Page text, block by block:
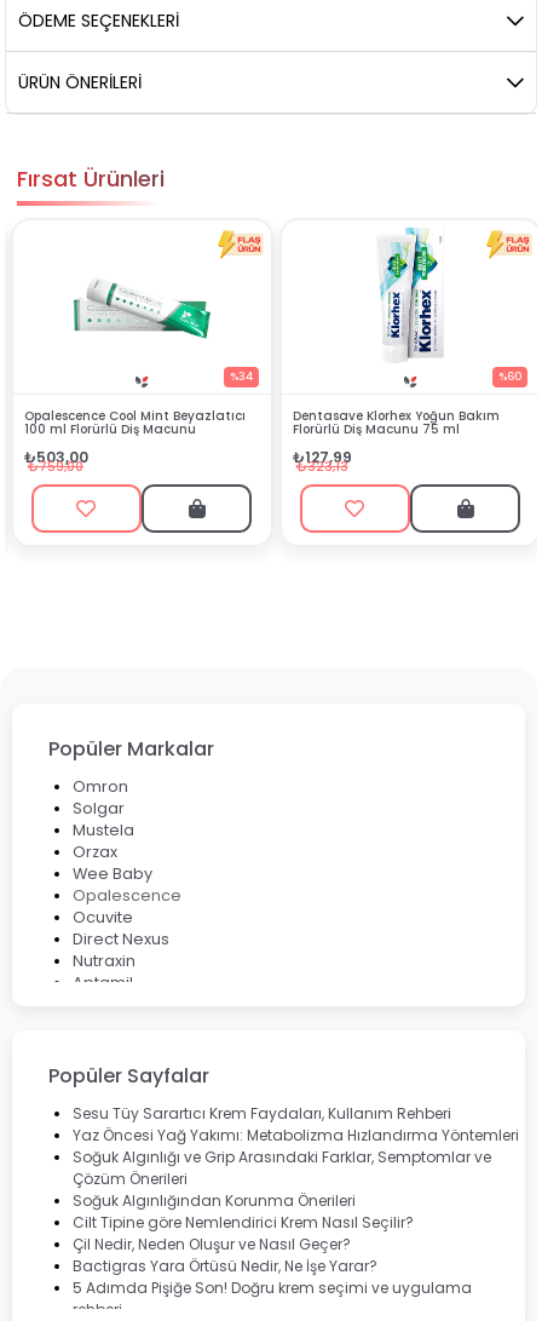
ÖDEME SEÇENEKLERI
ÜRÜN ÖNERILERI
Fırsat Ürünleri
Beyazlatıcı Dentasave Klorhex Yoğun Bakım
Florürlü Diş Macunu 75 ml
Black Berry Bitkisel
Popüler Markalar
Omron
Solgar
Mustela
Orzax
Wee Baby
Opalescence
Ocuvite
Direct Nexus
Nutraxin
Aptamil
Lansinoh
Cebrolux
Dermoskin
Marvis
Rcfarma
Popüler Sayfalar
Sesu Tüy Sarartıcı Krem Faydaları, Kullanım Rehberi
Yaz Öncesi Yağ Yakımı: Metabolizma Hızlandırma Yöntemleri
Soğuk Algınlığı ve Grip Arasındaki Farklar, Semptomlar ve
Çözüm Önerileri
Soğuk Algınlığından Korunma Önerileri
Cilt Tipine göre Nemlendirici Krem Nasıl Seçilir?
Çil Nedir, Neden Oluşur ve Nasıl Geçer?
Bactigras Yara Örtüsü Nedir, Ne İşe Yarar?
5 Adımda Pişiğe Son! Doğru krem seçimi ve uygulama
rehberi